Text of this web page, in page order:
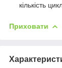
кількість
Приховати